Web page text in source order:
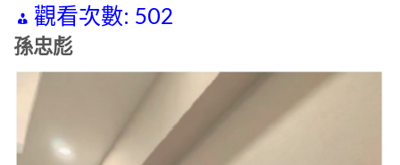
觀看次數: 502
孫忠彪